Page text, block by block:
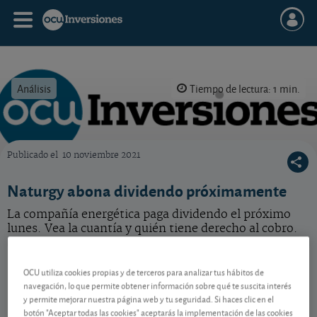
Análisis Tiempo de lectura: 1 min.
Publicado el 10 noviembre 2021
Naturgy abona dividendo próximamente
La compañía energética paga dividendo el próximo
lunes. Vea la cuantía y quién tiene derecho al cobro.
ES0116870314
06/08/2026 Madrid
0,28 EUR (0,98 %)
OCU utiliza cookies propias y de terceros para analizar tus hábitos de
navegación, lo que permite obtener información sobre qué te suscita interés
y permite mejorar nuestra página web y tu seguridad. Si haces clic en el
botón "Aceptar todas las cookies" aceptarás la implementación de las cookies